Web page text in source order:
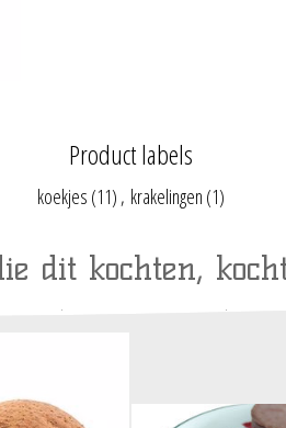
Product labels
koekjes (11) , krakelingen (1)
dit kochten,